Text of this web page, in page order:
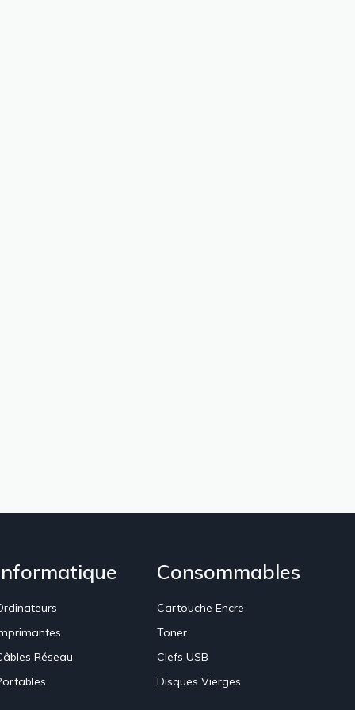
Réseau
Consommables
Cartouche Encre
Toner
Clefs USB
Disques Vierges